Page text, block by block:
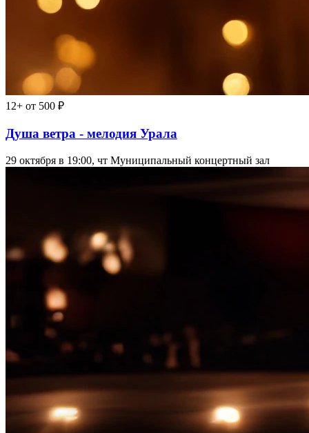
12+ от 500 ₽
Душа ветра - мелодия Урала
29 октября в 19:00, чт Муниципальный концертный зал